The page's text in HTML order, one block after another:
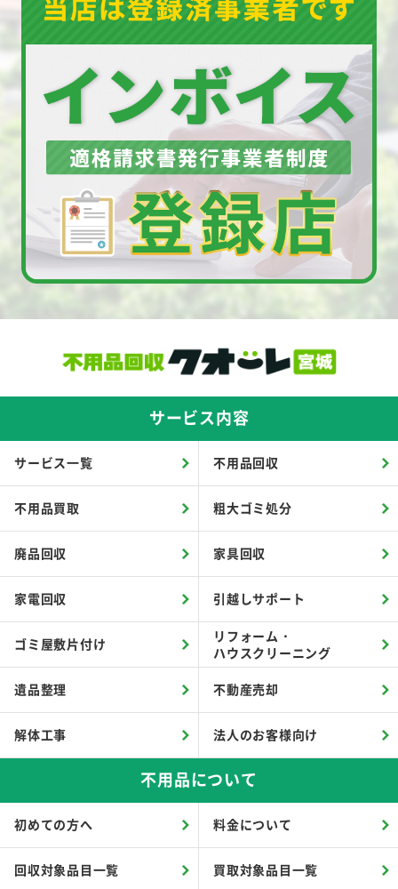
サービス内容
サービス一覧 不用品回収
不用品買取 粗大ゴミ処分
廃品回収 家具回収
家電回収 引越しサポート
ゴミ屋敷片付け
リフォーム・
ハウスクリーニング
遺品整理 不動産売却
解体工事 法人のお客様向け
不用品について
初めての方へ 料金について
回収対象品目一覧 買取対象品目一覧